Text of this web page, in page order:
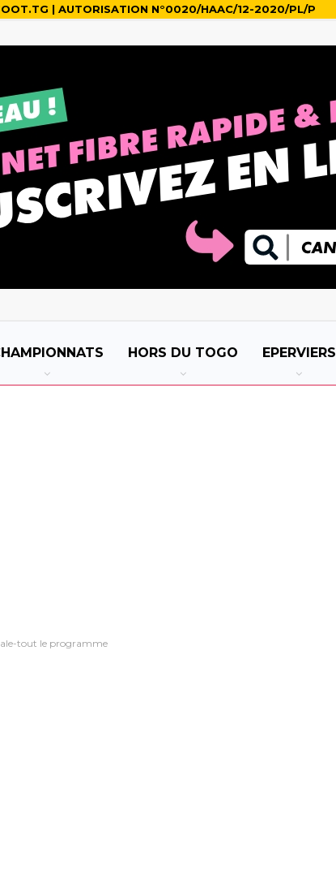
| AUTORISATION N°0020/HAAC/12-2020/PL/P
HORS DU TOGO EPERVIERS
tout le programme